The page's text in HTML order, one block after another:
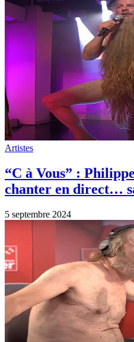
Artistes
“C à Vous” :
chanter en direct…
5 septembre 2024